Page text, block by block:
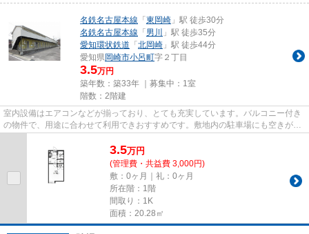
名鉄名古屋本線 「 東岡崎 」駅 徒歩30分
名鉄名古屋本線 「 男川
」駅 徒歩35分
愛知環状鉄道 「 北岡崎 」駅 徒歩44分
愛知県岡崎市小呂町字２丁目
3.5万円
築年数：築33年 ｜募集中： 1室
階数：2階建
室内設備はエアコンなどが揃っており、とても充実しています。バルコニー付き
の物件で、用途に合わせて利用できおすすめです。敷地内の駐車場にも空きがあ
3.5万円
(管理費・共益費 3,000円)
敷：0ヶ月｜礼：0ヶ月
所在階：1階
間取り：1K
面積：20.28㎡